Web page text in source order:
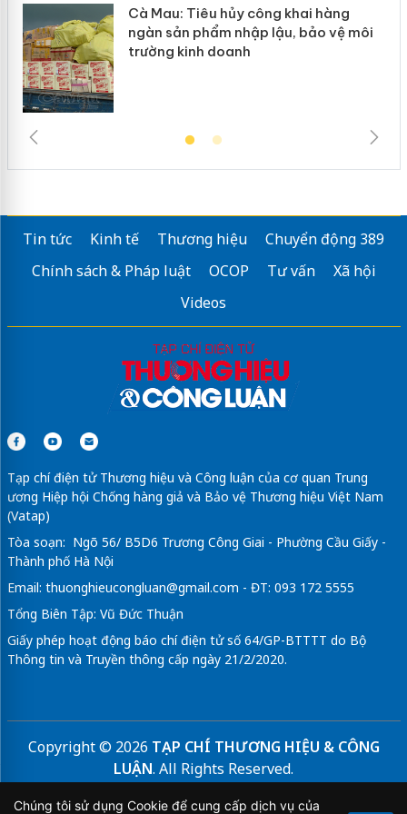
Cà Mau: Tiêu hủy công khai hàng
ngàn sản phẩm nhập lậu, bảo vệ môi
trường kinh doanh
Tin tức Kinh tế Thương hiệu
Chuyển động 389
Chính sách & Pháp luật
OCOP Tư vấn
Xã hội
Videos
Tạp chí điện tử Thương hiệu và Công luận của cơ quan Trung
ương Hiệp hội Chống hàng giả và Bảo vệ Thương hiệu Việt Nam
(Vatap)
Tòa soạn: Ngõ 56/ B5D6 Trương Công Giai - Phường Cầu Giấy -
Thành phố Hà Nội
Email: thuonghieucongluan@gmail.com - ĐT: 093 172 5555
Tổng Biên Tập: Vũ Đức Thuận
Giấy phép hoạt động báo chí điện tử số 64/GP-BTTTT do Bộ
Thông tin và Truyền thông cấp ngày 21/2/2020.
Copyright © 2026 TẠP CHÍ THƯƠNG HIỆU & CÔNG
LUẬN. All Rights Reserved.
Bản quyền thuộc Tạp chí Thương hiệu và Công luận. Cấm
Chúng tôi sử dụng Cookie để cung cấp dịch vụ của